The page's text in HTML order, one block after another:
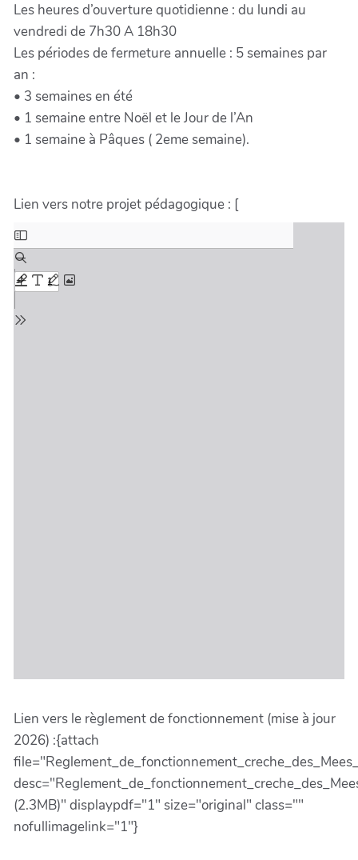
Les heures d’ouverture quotidienne : du lundi au
vendredi de 7h30 A 18h30
Les périodes de fermeture annuelle : 5 semaines par
an :
• 3 semaines en été
• 1 semaine entre Noël et le Jour de l’An
• 1 semaine à Pâques ( 2eme semaine).
Lien vers notre projet pédagogique : [
Lien vers le règlement de fonctionnement (mise à jour
2026) :{attach
(2.3MB)" displaypdf="1" size="original" class=""
nofullimagelink="1"}